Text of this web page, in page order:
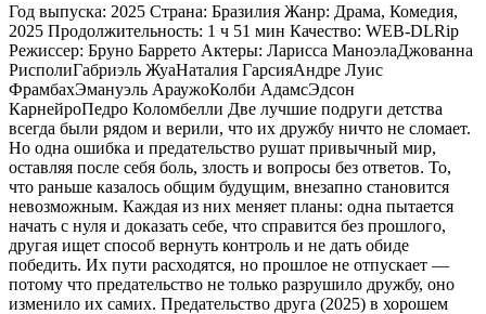
Год выпуска: 2025 Страна: Бразилия Жанр: Драма, Комедия,
2025 Продолжительность: 1 ч 51 мин Качество: WEB-DLRip
Режиссер: Бруно Баррето Актеры: Ларисса МаноэлаДжованна
РисполиГабриэль ЖуаНаталия ГарсияАндре Луис
ФрамбахЭмануэль АраужоКолби АдамсЭдсон
КарнейроПедро Коломбелли Две лучшие подруги детства
всегда были рядом и верили, что их дружбу ничто не сломает.
Но одна ошибка и предательство рушат привычный мир,
оставляя после себя боль, злость и вопросы без ответов. То,
что раньше казалось общим будущим, внезапно становится
невозможным. Каждая из них меняет планы: одна пытается
начать с нуля и доказать себе, что справится без прошлого,
другая ищет способ вернуть контроль и не дать обиде
победить. Их пути расходятся, но прошлое не отпускает —
потому что предательство не только разрушило дружбу, оно
изменило их самих. Предательство друга (2025) в хорошем